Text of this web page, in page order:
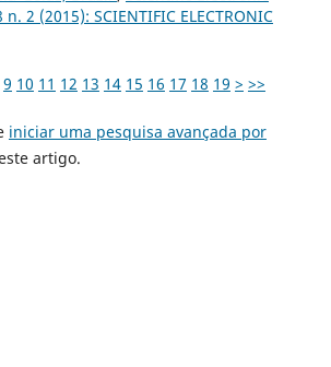
2 (2015): SCIENTIFIC ELECTRONIC
9 10 11 12 13 14 15 16 17 18 19 > >>
iniciar uma pesquisa avançada por
artigo.